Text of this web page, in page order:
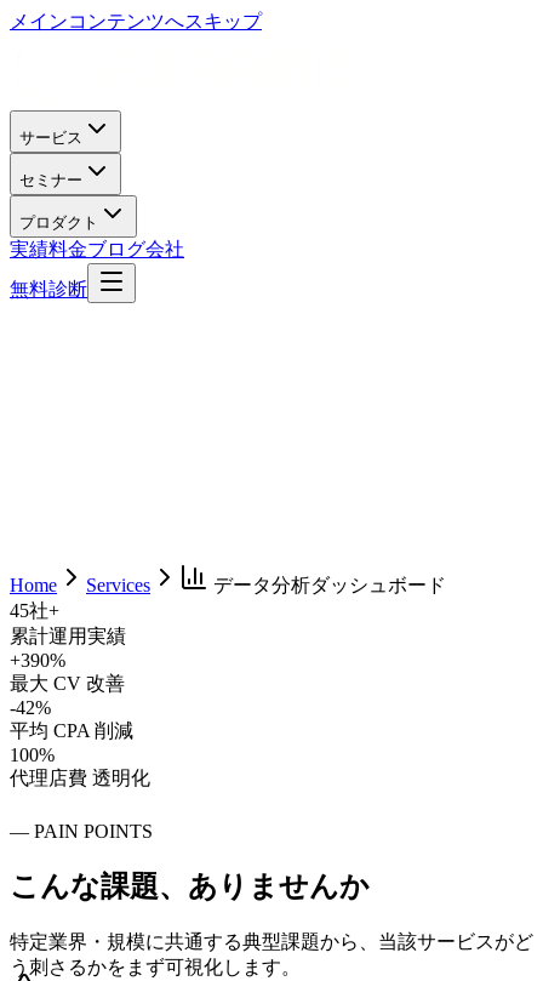
メインコンテンツへスキップ
サービス
セミナー
プロダクト
実績料金ブログ会社
無料診断
Home Services
データ分析ダッシュボード
45社+
累計運用実績
+390%
最大 CV 改善
-42%
平均 CPA 削減
100%
代理店費 透明化
— PAIN POINTS
こんな課題、 ありませんか
特定業界・規模に共通する典型課題から、当該サービスがど
う刺さるかをまず可視化します。